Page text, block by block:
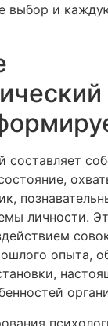
выбор и
составляет
личности.
опыта,